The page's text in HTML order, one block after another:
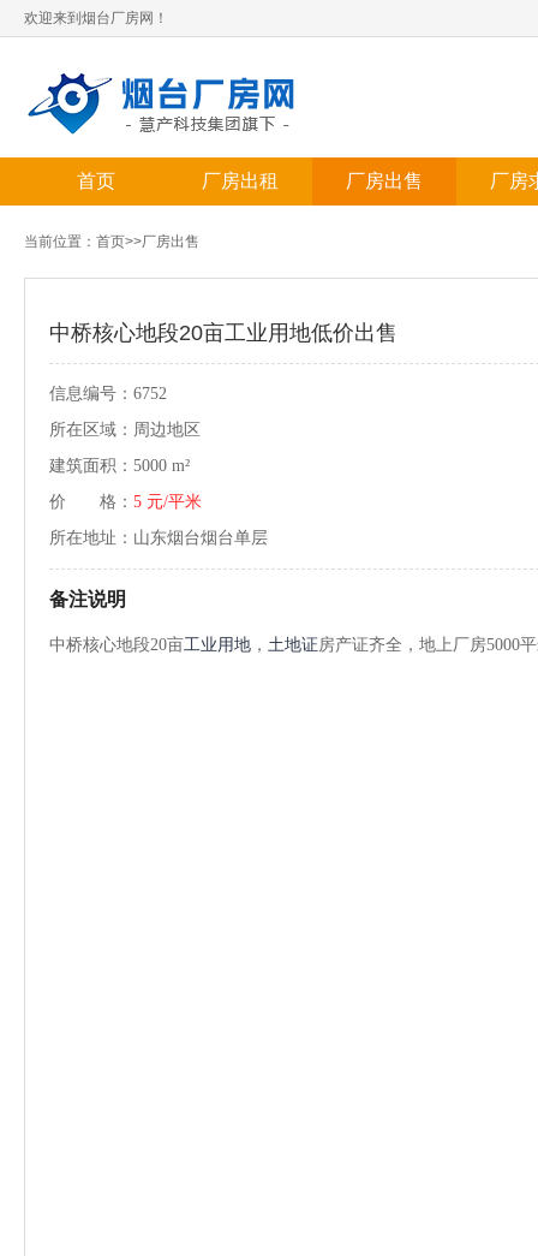
欢迎来到烟台厂房网！
首页 厂房出租 厂房出售 厂房
当前位置： 首页>>厂房出售
中桥核心地段20亩工业用地低价出售
信息编号：6752
所在区域：周边地区
建筑面积：5000 m²
价 格： 5 元/平米
所在地址：山东烟台烟台单层
备注说明
中桥核心地段20亩工业用地 ， 土地证房产证齐全，地上厂房5000